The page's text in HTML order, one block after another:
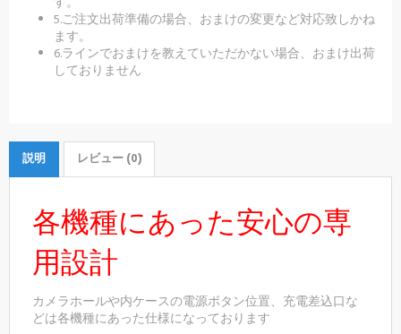
5.ご注文出荷準備の場合、おまけの変更など対応致しかね
ます。
6.ラインでおまけを教えていただかない場合、おまけ出荷
しておりません
説明 レビュー (0)
各機種にあった安心の専
用設計
カメラホールや内ケースの電源ボタン位置、充電差込口な
どは各機種にあった仕様になっております